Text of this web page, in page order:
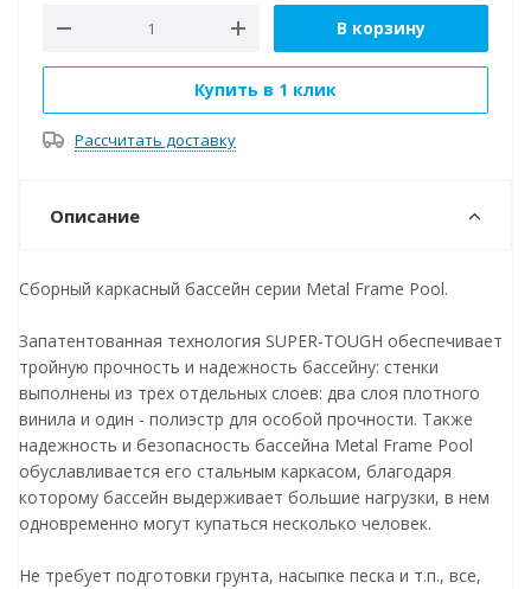
В корзину
Купить в 1 клик
Рассчитать доставку
Описание
Сборный каркасный бассейн серии Metal Frame Pool.
Запатентованная технология SUPER-TOUGH обеспечивает
тройную прочность и надежность бассейну: стенки
выполнены из трех отдельных слоев: два слоя плотного
винила и один - полиэстр для особой прочности. Также
надежность и безопасность бассейна Metal Frame Pool
обуславливается его стальным каркасом, благодаря
которому бассейн выдерживает большие нагрузки, в нем
одновременно могут купаться несколько человек.
Не требует подготовки грунта, насыпке песка и т.п., все,